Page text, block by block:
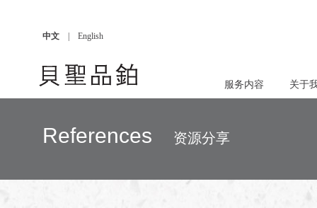
中文 English
服务内容 关于
References 资源分享